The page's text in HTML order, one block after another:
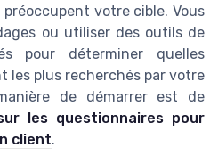
votre cible. Vous
ou utiliser des outils de
pour déterminer quelles
les plus recherchés par votre
de démarrer est de
les questionnaires pour
client.